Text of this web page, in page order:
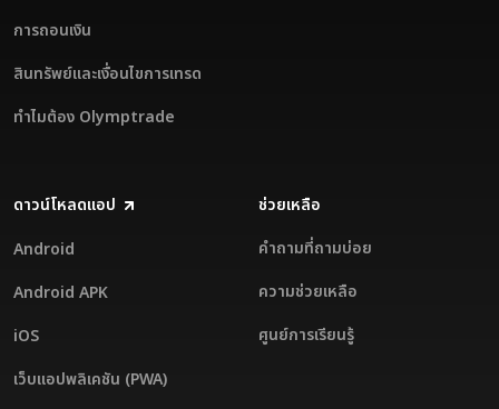
การถอนเงิน
สินทรัพย์และเงื่อนไขการเทรด
ทำไมต้อง Olymptrade
ดาวน์โหลดแอป
Android
Android APK
iOS
เว็บแอปพลิเคชัน (PWA)
ช่วยเหลือ
คำถามที่ถามบ่อย
ความช่วยเหลือ
ศูนย์การเรียนรู้